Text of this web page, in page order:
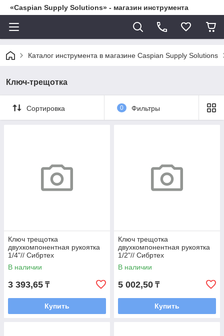
«Caspian Supply Solutions» - магазин инструмента
Каталог инструмента в магазине Caspian Supply Solutions
Ключ-трещотка
Сортировка 0 Фильтры
Ключ трещотка
двухкомпонентная рукоятка
1/4"// Сибртех
В наличии
3 393,65 ₸
Купить
Ключ трещотка
двухкомпонентная рукоятка
1/2"// Сибртех
В наличии
5 002,50 ₸
Купить